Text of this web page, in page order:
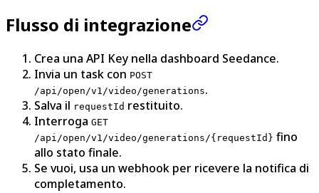
Flusso di integrazione
Crea una API Key nella dashboard Seedance.
Invia un task con POST
/api/open/v1/video/generations.
Salva il requestId restituito.
Interroga GET
/api/open/v1/video/generations/{requestId} fino
allo stato finale.
Se vuoi, usa un webhook per ricevere la notifica di
completamento.